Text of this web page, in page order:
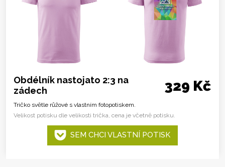
Obdélník nastojato 2:3 na
zádech
329 Kč
Tričko světle růžové s vlastním fotopotiskem.
Velikost potisku dle velikosti trička, cena je včetně potisku.
SEM CHCI VLASTNÍ POTISK